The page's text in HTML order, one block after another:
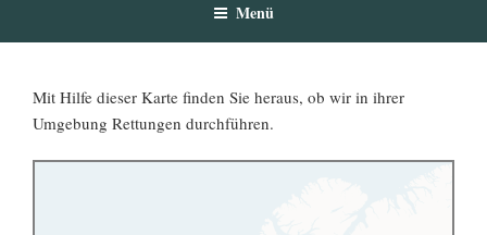
Menü
Mit Hilfe dieser Karte finden Sie heraus, ob wir in ihrer
Umgebung Rettungen durchführen.